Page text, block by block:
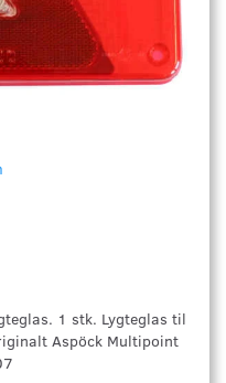
1 stk. Lygteglas til
Aspöck Multipoint